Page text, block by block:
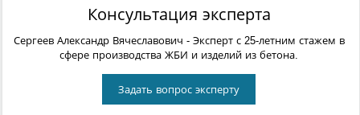
Консультация эксперта
Сергеев Александр Вячеславович - Эксперт с 25-летним стажем в
сфере производства ЖБИ и изделий из бетона.
Задать вопрос эксперту